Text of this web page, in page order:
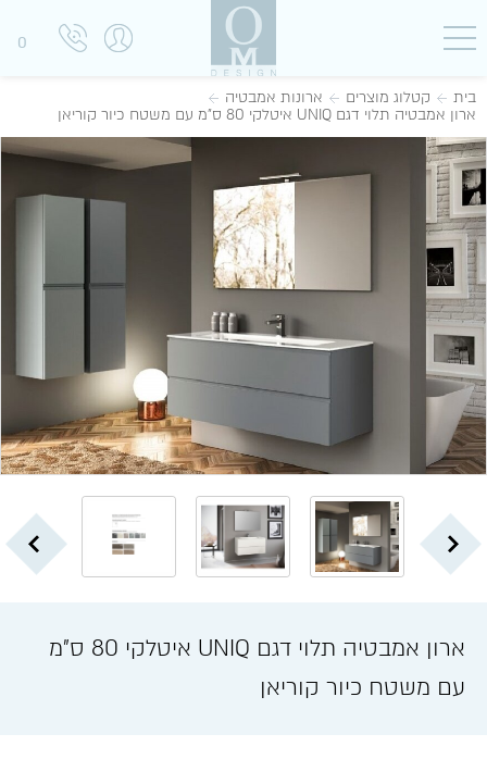
0
בית קטלוג מוצרים
ארונות אמבטיה
ארון אמבטיה תלוי דגם UNIQ איטלקי 80 ס"מ עם משטח כיור קוריאן
ארון אמבטיה תלוי דגם UNIQ איטלקי 80 ס"מ
עם משטח כיור קוריאן